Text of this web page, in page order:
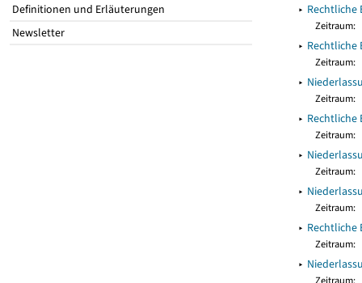
Definitionen und Erläuterungen
Newsletter
▸ Rechtliche
Zeitraum:
▸ Rechtliche
Zeitraum:
▸
Zeitraum:
▸ Rechtliche
Zeitraum:
▸
Zeitraum:
▸
Zeitraum:
▸ Rechtliche
Zeitraum:
▸
Zeitraum: